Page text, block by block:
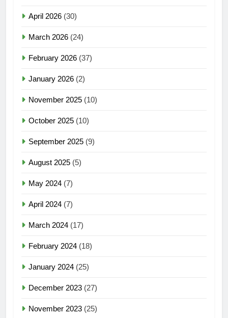
April 2026 (30)
March 2026 (24)
February 2026 (37)
January 2026 (2)
November 2025 (10)
October 2025 (10)
September 2025 (9)
August 2025 (5)
May 2024 (7)
April 2024 (7)
March 2024 (17)
February 2024 (18)
January 2024 (25)
December 2023 (27)
November 2023 (25)